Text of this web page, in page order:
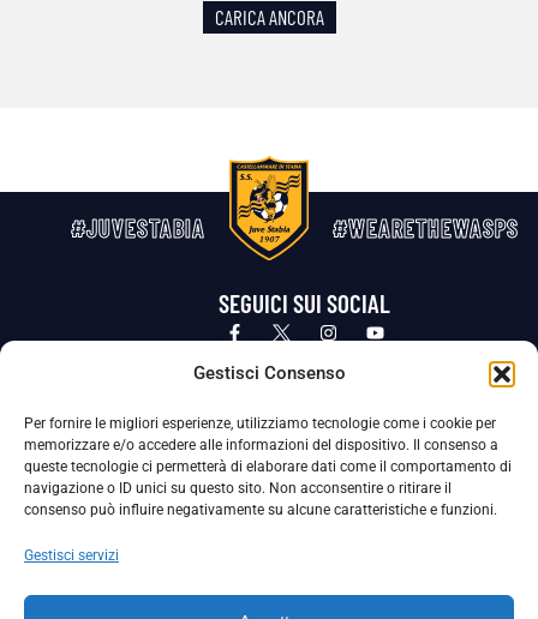
Gestisci Consenso
Per fornire le migliori esperienze, utilizziamo tecnologie come i cookie per
memorizzare e/o accedere alle informazioni del dispositivo. Il consenso a
queste tecnologie ci permetterà di elaborare dati come il comportamento di
navigazione o ID unici su questo sito. Non acconsentire o ritirare il
consenso può influire negativamente su alcune caratteristiche e funzioni.
Gestisci servizi
CARICA ANCORA
#JUVESTABIA #WEARETHEWASPS
SEGUICI SUI SOCIAL
Privacy Policy Cookie Policy
La Società ha nominato il Responsabile della Protezione dei Dati Personali (DPO), figura specializzata che vigila sulle modalità
adottate dalla nostra Società per tutelare i Suoi dati personali.
Per contattare il DPO può scrivere a